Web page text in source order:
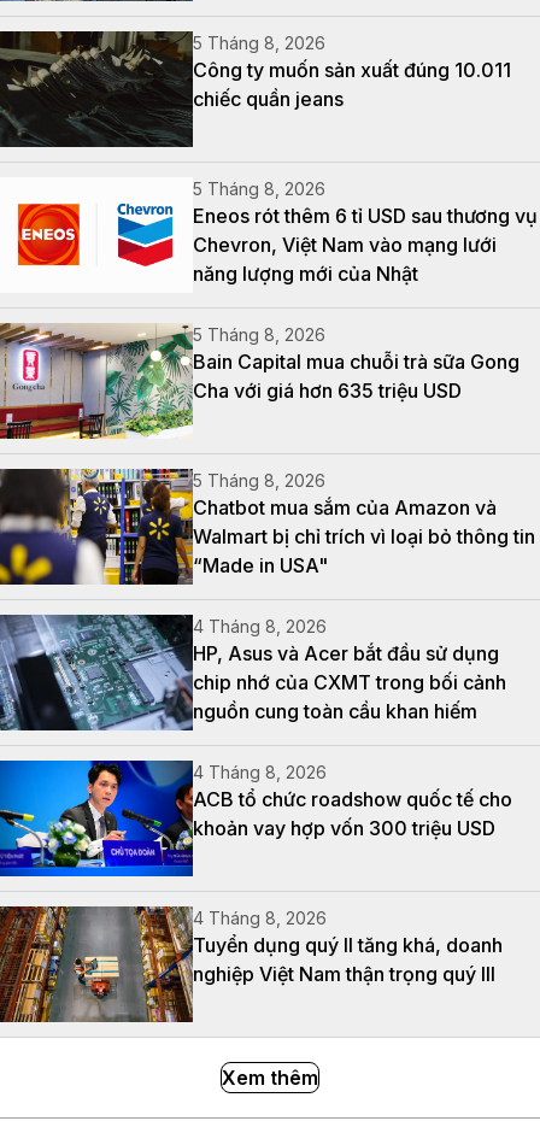
5 Tháng 8, 2026
Công ty muốn sản xuất đúng 10.011
chiếc quần jeans
5 Tháng 8, 2026
Eneos rót thêm 6 tỉ USD sau thương vụ
Chevron, Việt Nam vào mạng lưới
năng lượng mới của Nhật
5 Tháng 8, 2026
Bain Capital mua chuỗi trà sữa Gong
Cha với giá hơn 635 triệu USD
5 Tháng 8, 2026
Chatbot mua sắm của Amazon và
Walmart bị chỉ trích vì loại bỏ thông tin
“Made in USA"
4 Tháng 8, 2026
HP, Asus và Acer bắt đầu sử dụng
chip nhớ của CXMT trong bối cảnh
nguồn cung toàn cầu khan hiếm
4 Tháng 8, 2026
ACB tổ chức roadshow quốc tế cho
khoản vay hợp vốn 300 triệu USD
4 Tháng 8, 2026
Tuyển dụng quý II tăng khá, doanh
nghiệp Việt Nam thận trọng quý III
Xem thêm